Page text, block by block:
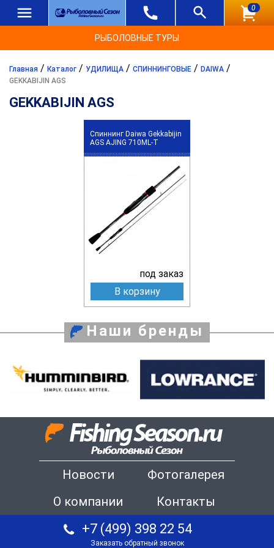
0
РЫБОЛОВНЫЕ ТУРЫ
Главная / Каталог / УДИЛИЩА / СПИННИНГОВЫЕ / DAIWA /
GEKKABIJIN AGS
GEKKABIJIN AGS
Спиннинг Daiwa Gekkabijin
AGS AJING 710ML-T
под заказ
В корзину
Наши бренды
Новости
Фотогалерея
О компании
Контакты
+7 (499) 398 22 54
Заказать обратный звонок